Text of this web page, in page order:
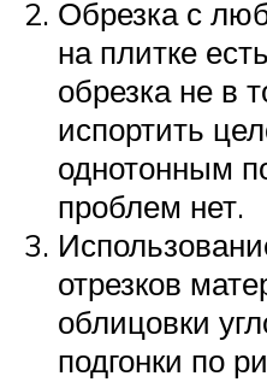
Обрезка с
на плитке
обрезка не в
испортить
однотонным
проблем нет.
отрезков
облицовки
подгонки по